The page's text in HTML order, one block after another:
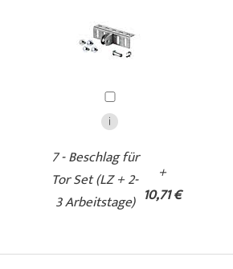
7 - Beschlag für
Tor Set (LZ + 2-
3 Arbeitstage)
+
10,71 €